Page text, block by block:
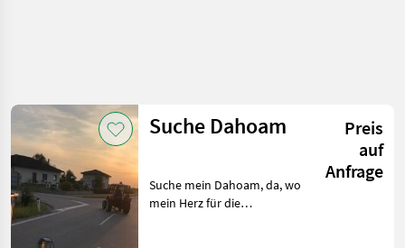
Suche Dahoam
Preis
auf
Anfrage
Suche mein Dahoam, da, wo
mein Herz für die